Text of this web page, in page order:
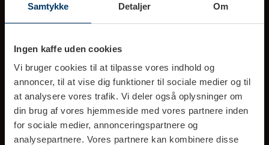
Samtykke Detaljer Om
Ingen kaffe uden cookies
Vi bruger cookies til at tilpasse vores indhold og
annoncer, til at vise dig funktioner til sociale medier og til
at analysere vores trafik. Vi deler også oplysninger om
din brug af vores hjemmeside med vores partnere inden
for sociale medier, annonceringspartnere og
analysepartnere. Vores partnere kan kombinere disse
info@rigtigkaffe.dk
(Svar indenfor 1-2 hverdage)